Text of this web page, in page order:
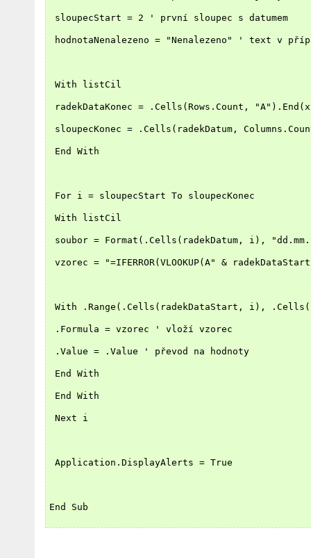
sloupecStart = 2 ' první sloupec s datumem
hodnotaNenalezeno = "Nenalezeno" ' text v
With listCil
radekDataKonec = .Cells(Rows.Count,
sloupecKonec = .Cells(radekDatum,
End With
For i = sloupecStart To sloupecKonec
With listCil
soubor = Format(.Cells(radekDatum, i),
vzorec = "=IFERROR(VLOOKUP(A" &
With .Range(.Cells(radekDataStart, i),
.Formula = vzorec ' vloží vzorec
.Value = .Value ' převod na hodnoty
End With
End With
Next i
Application.DisplayAlerts = True
End Sub